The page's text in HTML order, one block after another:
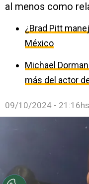
al menos como
¿Brad Pitt
México
Michael
más del actor
09/10/2024 - 21:16hs